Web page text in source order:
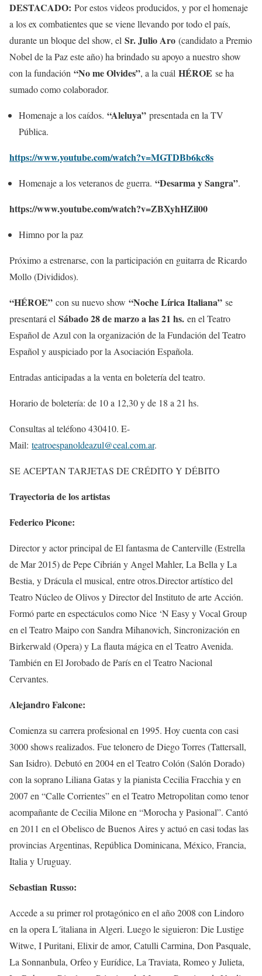
DESTACADO: Por estos videos producidos, y por el homenaje
a los ex combatientes que se viene llevando por todo el país,
durante un bloque del show, el Sr. Julio Aro (candidato a Premio
Nobel de la Paz este año) ha brindado su apoyo a nuestro show
con la fundación “No me Olvides”, a la cuál HÉROE se ha
sumado como colaborador.
Homenaje a los caídos. “Aleluya” presentada en la TV
Pública.
https://www.youtube.com/watch?v=MGTDBb6kc8s
Homenaje a los veteranos de guerra. “Desarma y Sangra”.
https://www.youtube.com/watch?v=ZBXyhHZil00
Himno por la paz
Próximo a estrenarse, con la participación en guitarra de Ricardo
Mollo (Divididos).
“HÉROE” con su nuevo show “Noche Lírica Italiana” se
presentará el Sábado 28 de marzo a las 21 hs. en el Teatro
Español de Azul con la organización de la Fundación del Teatro
Español y auspiciado por la Asociación Española.
Entradas anticipadas a la venta en boletería del teatro.
Horario de boletería: de 10 a 12,30 y de 18 a 21 hs.
Consultas al teléfono 430410. E-
Mail: teatroespanoldeazul@ceal.com.ar.
SE ACEPTAN TARJETAS DE CRÉDITO Y DÉBITO
Trayectoria de los artistas
Federico Picone:
Director y actor principal de El fantasma de Canterville (Estrella
de Mar 2015) de Pepe Cibrián y Angel Mahler, La Bella y La
Bestia, y Drácula el musical, entre otros.Director artístico del
Teatro Núcleo de Olivos y Director del Instituto de arte Acción.
Formó parte en espectáculos como Nice ‘N Easy y Vocal Group
en el Teatro Maipo con Sandra Mihanovich, Sincronización en
Birkerwald (Opera) y La flauta mágica en el Teatro Avenida.
También en El Jorobado de París en el Teatro Nacional
Cervantes.
Alejandro Falcone:
Comienza su carrera profesional en 1995. Hoy cuenta con casi
3000 shows realizados. Fue telonero de Diego Torres (Tattersall,
San Isidro). Debutó en 2004 en el Teatro Colón (Salón Dorado)
con la soprano Liliana Gatas y la pianista Cecilia Fracchia y en
2007 en “Calle Corrientes” en el Teatro Metropolitan como tenor
acompañante de Cecilia Milone en “Morocha y Pasional”. Cantó
en 2011 en el Obelisco de Buenos Aires y actuó en casi todas las
provincias Argentinas, República Dominicana, México, Francia,
Italia y Uruguay.
Sebastian Russo:
Accede a su primer rol protagónico en el año 2008 con Lindoro
en la opera L´italiana in Algeri. Luego le siguieron: Die Lustige
Witwe, I Puritani, Elixir de amor, Catulli Carmina, Don Pasquale,
La Sonnanbula, Orfeo y Eurídice, La Traviata, Romeo y Julieta,